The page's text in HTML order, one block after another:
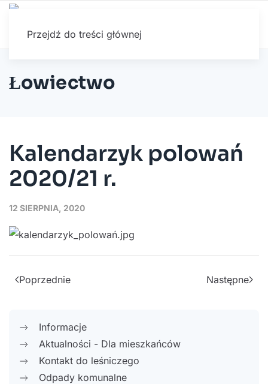
Przejdź do treści głównej
Łowiectwo
Kalendarzyk polowań
2020/21 r.
12 SIERPNIA, 2020
Poprzednie Następne
Informacje
Aktualności - Dla mieszkańców
Kontakt do leśniczego
Odpady komunalne